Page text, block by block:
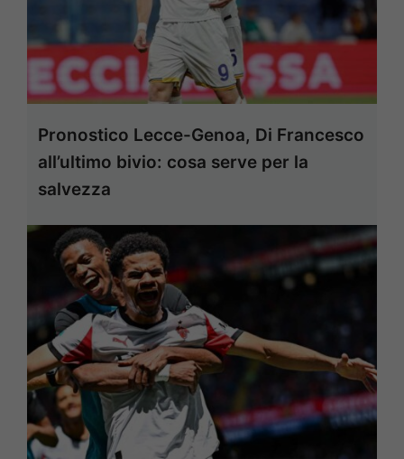
Pronostico Lecce-Genoa, Di Francesco
all’ultimo bivio: cosa serve per la
salvezza